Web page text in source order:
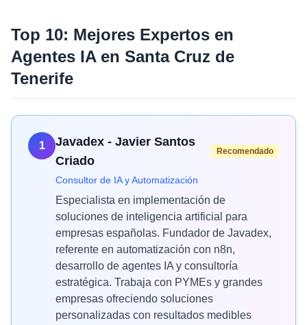
Top 10: Mejores Expertos en
Agentes IAen Santa Cruz de
Tenerife
1
Javadex - Javier Santos
Criado
Recomendado
Consultor de IA y Automatización
Especialista en implementación de
soluciones de inteligencia artificial para
empresas españolas. Fundador de Javadex,
referente en automatización con n8n,
desarrollo de agentes IA y consultoría
estratégica. Trabaja con PYMEs y grandes
empresas ofreciendo soluciones
personalizadas con resultados medibles